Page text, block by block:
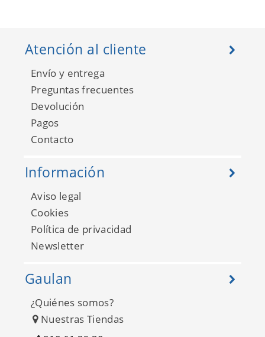
Fab 138857
Atención al cliente
Envío y entrega
Preguntas frecuentes
Devolución
Pagos
Contacto
Información
Aviso legal
Cookies
Política de privacidad
Newsletter
Gaulan
¿Quiénes somos?
Nuestras Tiendas